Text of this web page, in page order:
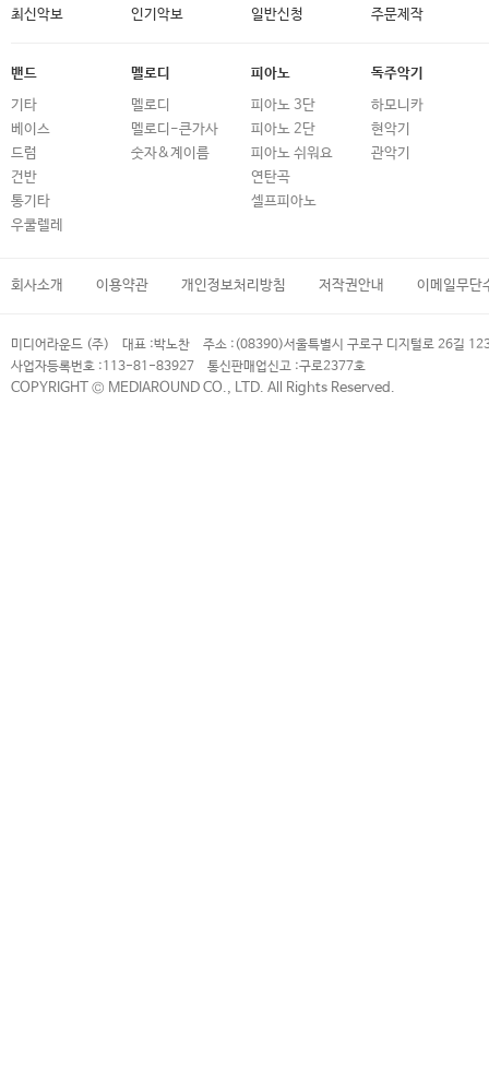
최신악보 인기악보 일반신청 주문제작
밴드
기타
베이스
드럼
건반
통기타
우쿨렐레
멜로디
멜로디
멜로디-큰가사
숫자&계이름
피아노
피아노 3단
피아노 2단
피아노 쉬워요
연탄곡
셀프피아노
독주악기
하모니카
현악기
관악기
회사소개 이용약관 개인정보처리방침 저작권안내 이메일무단
미디어라운드 (주) 대표 :박노찬 주소 : (08390)서울특별시 구로구 디지털로 26길
사업자등록번호 :113-81-83927 통신판매업신고 :구로2377호
COPYRIGHT © MEDIAROUND CO., LTD. All Rights Reserved.